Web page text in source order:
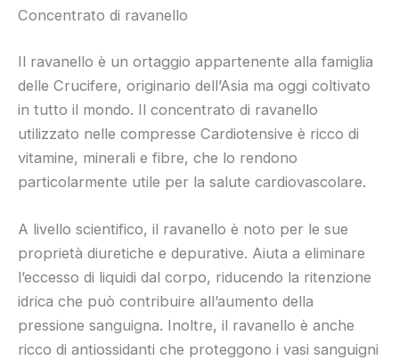
Concentrato di ravanello
Il ravanello è un ortaggio appartenente alla famiglia
delle Crucifere, originario dell’Asia ma oggi coltivato
in tutto il mondo. Il concentrato di ravanello
utilizzato nelle compresse Cardiotensive è ricco di
vitamine, minerali e fibre, che lo rendono
particolarmente utile per la salute cardiovascolare.
A livello scientifico, il ravanello è noto per le sue
proprietà diuretiche e depurative. Aiuta a eliminare
l’eccesso di liquidi dal corpo, riducendo la ritenzione
idrica che può contribuire all’aumento della
pressione sanguigna. Inoltre, il ravanello è anche
ricco di antiossidanti che proteggono i vasi sanguigni